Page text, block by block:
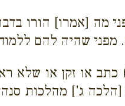
מה [אמרו] הורו
שהיה להם
או זקן או שלא
ג'] מהלכות